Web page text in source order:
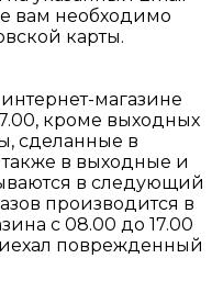
вам необходимо
карты.
магазине
кроме выходных
сделанные в
в выходные и
в следующий
производится в
с 08.00 до 17.00
поврежденный